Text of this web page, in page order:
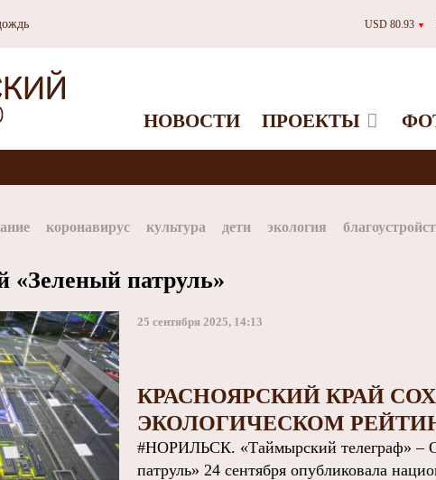
USD 80.93 ▼
НОВОСТИ ПРОЕКТЫ
коронавирус культура дети экология
«Зеленый патруль»
25 сентября 2025, 14:13
КРАСНОЯРСКИЙ КРАЙ
ЭКОЛОГИЧЕСКОМ
#НОРИЛЬСК. «Таймырский телеграф» –
патруль» 24 сентября опубликовала